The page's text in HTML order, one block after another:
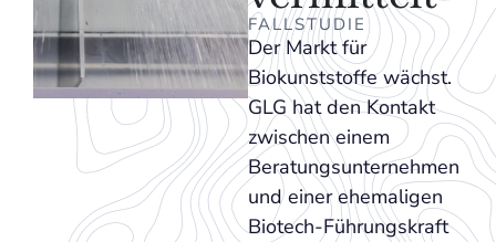
FALLSTUDIE
Der Markt für
Biokunststoffe wächst.
GLG hat den Kontakt
zwischen einem
Beratungsunternehmen
und einer ehemaligen
Biotech-Führungskraft